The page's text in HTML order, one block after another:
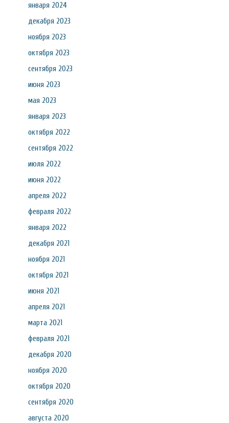
января 2024
декабря 2023
ноября 2023
октября 2023
сентября 2023
июня 2023
мая 2023
января 2023
октября 2022
сентября 2022
июля 2022
июня 2022
апреля 2022
февраля 2022
января 2022
декабря 2021
ноября 2021
октября 2021
июня 2021
апреля 2021
марта 2021
февраля 2021
декабря 2020
ноября 2020
октября 2020
сентября 2020
августа 2020